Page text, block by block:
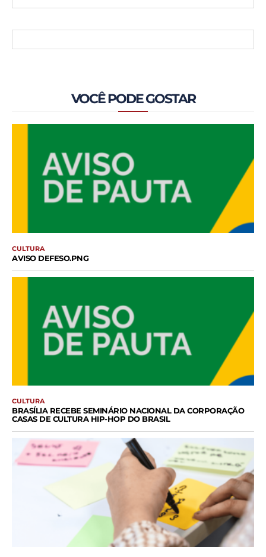
VOCÊ PODE GOSTAR
CULTURA
AVISO DEFESO.PNG
CULTURA
BRASÍLIA RECEBE SEMINÁRIO NACIONAL DA CORPORAÇÃO
CASAS DE CULTURA HIP-HOP DO BRASIL